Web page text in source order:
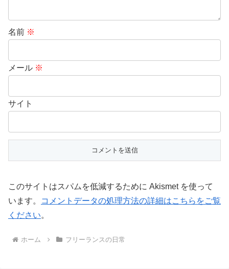
名前 ※
メール ※
サイト
このサイトはスパムを低減するために Akismet を使って
います。
コメントデータの処理方法の詳細はこちらをご覧
ください。
ホーム フリーランスの日常